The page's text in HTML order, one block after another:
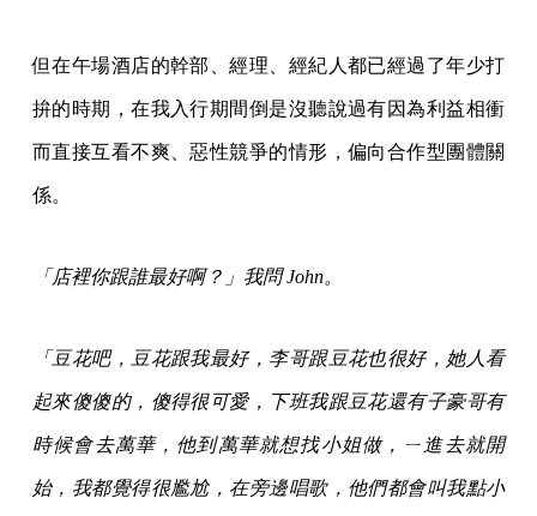
但在午場酒店的幹部、經理、經紀人都已經過了年少打
拚的時期，在我入行期間倒是沒聽說過有因為利益相衝
而直接互看不爽、惡性競爭的情形，偏向合作型團體關
係。
「店裡你跟誰最好啊？」我問 John。
「豆花吧，豆花跟我最好，李哥跟豆花也很好，她人看
起來傻傻的，傻得很可愛，下班我跟豆花還有子豪哥有
時候會去萬華，他到萬華就想找小姐做，ㄧ進去就開
始，我都覺得很尷尬，在旁邊唱歌，他們都會叫我點小